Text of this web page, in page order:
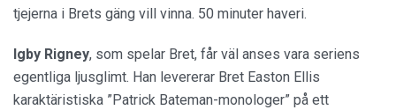
tjejerna i Brets gäng vill vinna. 50 minuter haveri.
Igby Rigney, som spelar Bret, får väl anses vara seriens
egentliga ljusglimt. Han levererar Bret Easton Ellis
karaktäristiska ”Patrick Bateman-monologer” på ett